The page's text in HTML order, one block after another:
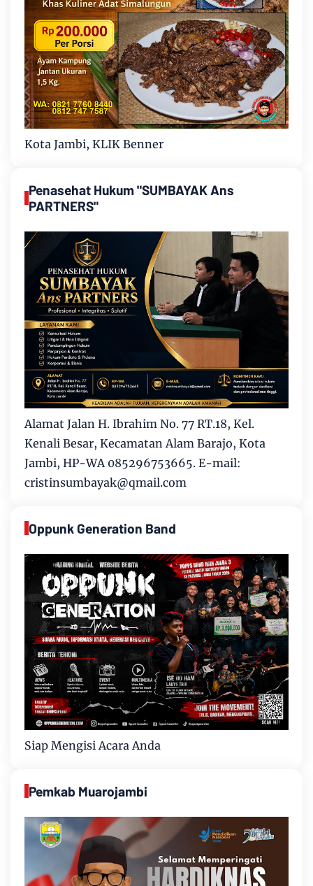
Kota Jambi, KLIK Benner
Penasehat Hukum "SUMBAYAK Ans
PARTNERS"
Alamat Jalan H. Ibrahim No. 77 RT.18, Kel.
Kenali Besar, Kecamatan Alam Barajo, Kota
Jambi, HP-WA 085296753665. E-mail:
cristinsumbayak@qmail.com
Oppunk Generation Band
Siap Mengisi Acara Anda
Pemkab Muarojambi